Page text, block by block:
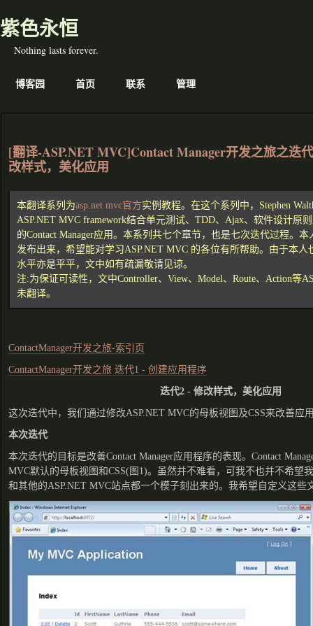
紫色永恒
Nothing lasts forever.
博客园 首页 联系 管理
[翻译-ASP.NET MVC]Contact Manager开发之旅之迭
改样式，美化应用
本翻译系列为asp.net mvc官方实例教程。在这个系列中，Stephen
ASP.NET MVC framework结合单元测试、TDD、Ajax、软件设计原
的Contact Manager应用。本系列共七个章节，也是七次迭代过程。
发布出来，希望能对学习ASP.NET MVC 的各位有所帮助。由于本人
水平亦是平平，文中如有疏漏敬请见谅。
注:为保证可读性，文中Controller、View、Model、Route、Action等
未翻译。
ContactManager开发之旅-索引页
ContactManager开发之旅 迭代1 - 创建应用程序
迭代2 - 修改样式，美化应用
这次迭代中，我们通过修改ASP.NET MVC的母板视图及CSS来改善应
本次迭代
本次迭代的目标是改善Contact Manager应用程序的表现。Contact
MVC默认的母板视图和CSS(图1)。虽然并不难看，可我不也并不希望
和其他的ASP.NET MVC站点都一个模子刻出来的。我希望自定义这些